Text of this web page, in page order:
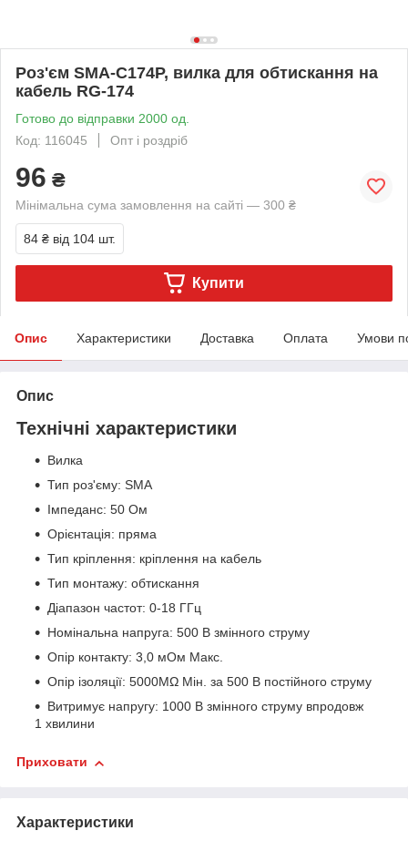
Роз'єм SMA-C174P, вилка для обтискання на
кабель RG-174
Готово до відправки 2000 од.
Код: 116045
Опт і роздріб
96 ₴
Мінімальна сума замовлення на сайті — 300 ₴
84 ₴ від 104 шт.
Купити
Опис Характеристики Доставка Оплата Умови
Опис
Технічні характеристики
Вилка
Тип роз'єму: SMA
Імпеданс: 50 Ом
Орієнтація: пряма
Тип кріплення: кріплення на кабель
Тип монтажу: обтискання
Діапазон частот: 0-18 ГГц
Номінальна напруга: 500 В змінного струму
Опір контакту: 3,0 мОм Макс.
Опір ізоляції: 5000MΩ Мін. за 500 В постійного струму
Витримує напругу: 1000 В змінного струму впродовж
1 хвилини
Приховати
Характеристики